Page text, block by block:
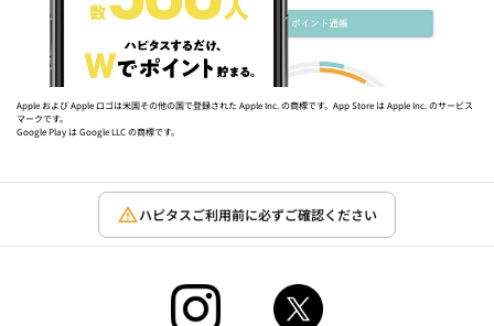
Apple および Apple ロゴは米国その他の国で登録された Apple Inc. の商標です。App Store は Apple Inc. のサービス
マークです。
Google Play は Google LLC の商標です。
ハピタスご利用前に必ずご確認ください